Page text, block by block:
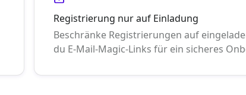
Registrierung nur auf Einladung
Beschränke Registrierungen auf
du E-Mail-Magic-Links für ein sicheres